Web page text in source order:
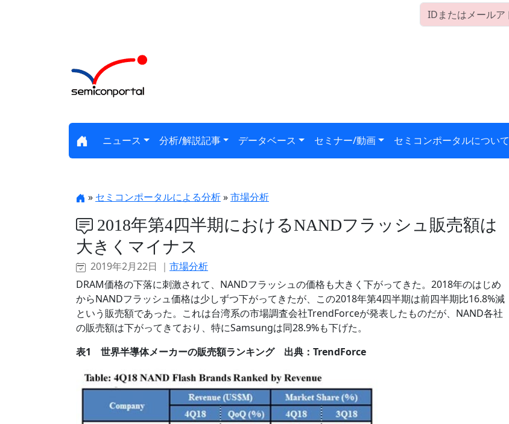
ニュース 分析/解説記事 データベース セミナー/動画 セミコンポータルについて
» セミコンポータルによる分析»市場分析
2018年第4四半期におけるNANDフラッシュ販売額は
大きくマイナス
2019年2月22日 ｜ 市場分析
DRAM価格の下落に刺激されて、NANDフラッシュの価格も大きく下がってきた。2018年のはじめ
からNANDフラッシュ価格は少しずつ下がってきたが、この2018年第4四半期は前四半期比16.8%減
という販売額であった。これは台湾系の市場調査会社TrendForceが発表したものだが、NAND各社
の販売額は下がってきており、特にSamsungは同28.9%も下げた。
表1 世界半導体メーカーの販売額ランキング 出典：TrendForce